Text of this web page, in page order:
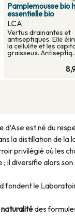
Pamplemousse bio
essentielle bio
LCA
Vertus drainantes et
antiseptiques. Elle
la cellulite et les
graisseux.
d’Ase est né du
la distillation de la
privilégié où les
; il diversifie alors
fondent le
naturalitédes